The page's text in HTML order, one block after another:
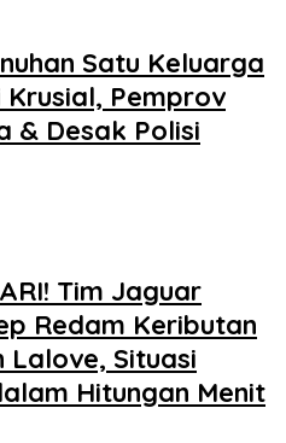
Satu Keluarga
Pemprov
& Desak Polisi
Tim Jaguar
Redam Keributan
Lalove, Situasi
Hitungan Menit